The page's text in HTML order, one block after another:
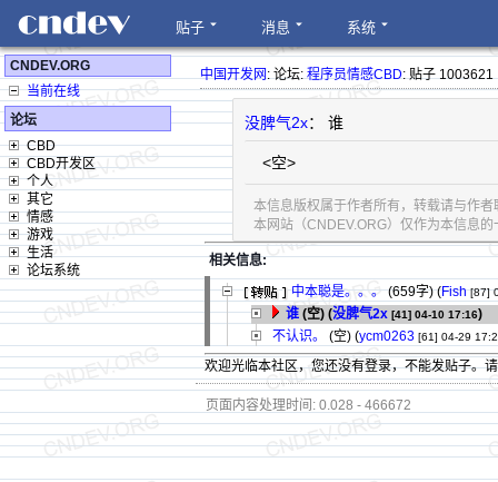
贴子 消息 系统
CNDEV.ORG
当前在线
论坛
CBD
CBD开发区
个人
其它
情感
游戏
生活
论坛系统
中国开发网: 论坛:程序员情感CBD: 贴子 1003621
没脾气2x： 谁
<空>
本信息版权属于作者所有，转载请与作
本网站（CNDEV.ORG）仅作为本信息
相关信息:
中本聪是。。。 (659字)(Fish [87]
谁 (空) (没脾气2x [41] 04-10 17:16)
不认识。
(空) (ycm0263 [61] 04-29
欢迎光临本社区，您还没有登录，不能发贴子。
页面内容处理时间: 0.028 - 466672